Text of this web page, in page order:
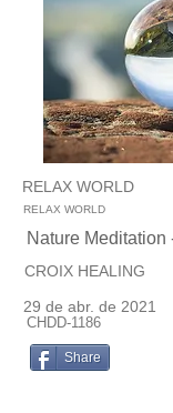
RELAX WORLD
RELAX WORLD
Nature Meditation
CROIX HEALING
29 de abr. de 2021
CHDD-1186
Share